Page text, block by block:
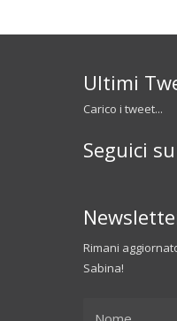
Ultimi
Carico i tweet...
Seguici
Rimani
Sabina!